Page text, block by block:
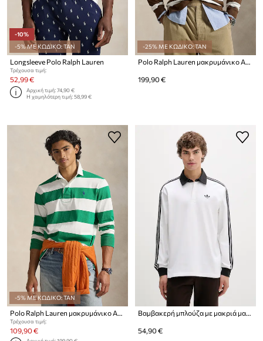
-10%
-5% ΜΕ ΚΩΔΙΚΟ: TAN
Longsleeve Polo Ralph Lauren
Τρέχουσα τιμή:
52,99 €
Αρχική τιμή:74,90 €
Η χαμηλότερη τιμή:58,99 €
-25% ΜΕ ΚΩΔΙΚΟ: TAN
Polo Ralph Lauren μακρυμάνικο Ανδρικό βαμβακερό
199,90 €
-5% ΜΕ ΚΩΔΙΚΟ: TAN
Τρέχουσα τιμή:
109,90 € 54,90 €